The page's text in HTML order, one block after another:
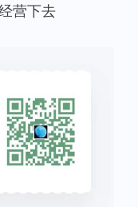
营下去